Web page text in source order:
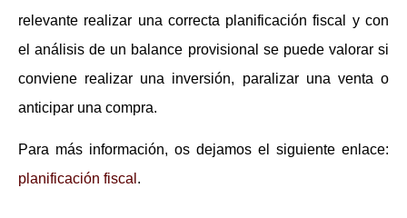
relevante realizar una correcta planificación fiscal y con
el análisis de un balance provisional se puede valorar si
conviene realizar una inversión, paralizar una venta o
anticipar una compra.
Para más información, os dejamos el siguiente enlace:
planificación fiscal .